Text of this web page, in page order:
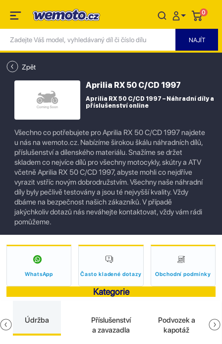
0
Zpět
Aprilia RX 50 C/CD 1997
Aprilia RX 50 C/CD 1997 – Náhradní díly a
příslušenství online
Všechno co potřebujete pro Aprilia RX 50 C/CD 1997 najdete
u nás na wemoto.cz. Nabízíme širokou škálu náhradních dílů,
příslušenství a dílenského materiálu. Snažíme se držet
skladem co nejvíce dílů pro všechny motocykly, skútry a ATV
včetně Aprilia RX 50 C/CD 1997, abyste mohli co nejdříve
vyrazit vstříc novým dobrodružstvím. Všechny naše náhradní
díly byly pečlivě testovány a jsou té nejvyšší kvality. Vždy
dbáme na bezpečnost našich zákazníků. V případě
jakýchkoliv dotazů nás neváhejte kontaktovat, vždy vám rádi
pomůžeme.
WhatsApp Často kladené dotazy Obchodní podmínky
Kategorie
Údržba
Příslušenství
a zavazadla
Podvozek a
kapotáž